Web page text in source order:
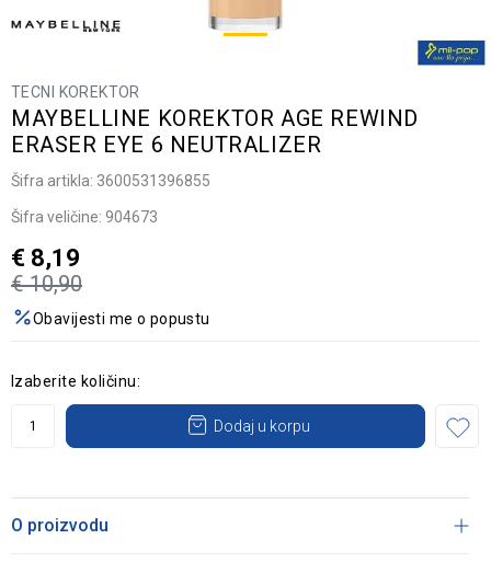
TECNI KOREKTOR
MAYBELLINE KOREKTOR AGE REWIND
ERASER EYE 6 NEUTRALIZER
Šifra artikla: 3600531396855
Šifra veličine: 904673
€ 10,90
€ 8,19
Obavijesti me o popustu
Izaberite količinu:
Dodaj u korpu
O proizvodu